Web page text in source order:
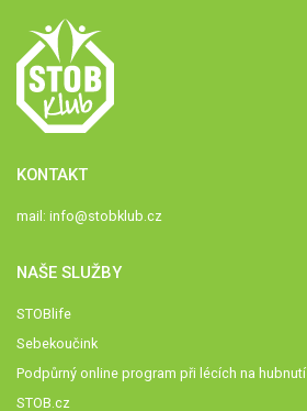
KONTAKT
mail: info@stobklub.cz
NAŠE SLUŽBY
STOBlife
Sebekoučink
Podpůrný online program při lécích na hubnutí
STOB.cz